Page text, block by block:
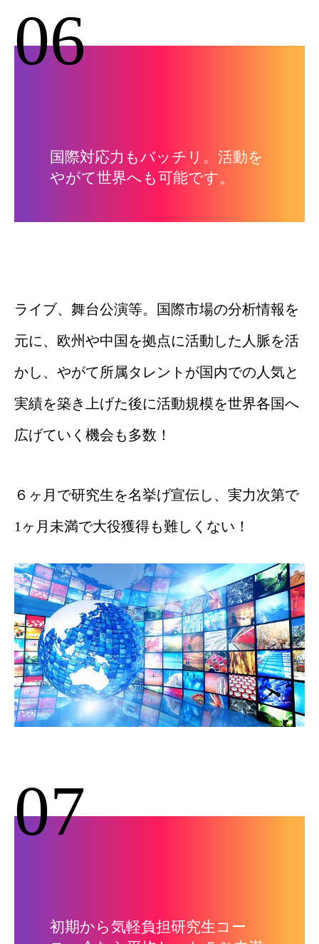
06
国際対応力もバッチリ。活動を
やがて世界へも可能です。
ライブ、舞台公演等。国際市場の分析情報を
元に、欧州や中国を拠点に活動した人脈を活
かし、やがて所属タレントが国内での人気と
実績を築き上げた後に活動規模を世界各国へ
広げていく機会も多数！
６ヶ月で研究生を名挙げ宣伝し、実力次第で
1ヶ月未満で大役獲得も難しくない！
07
初期から気軽負担研究生コー